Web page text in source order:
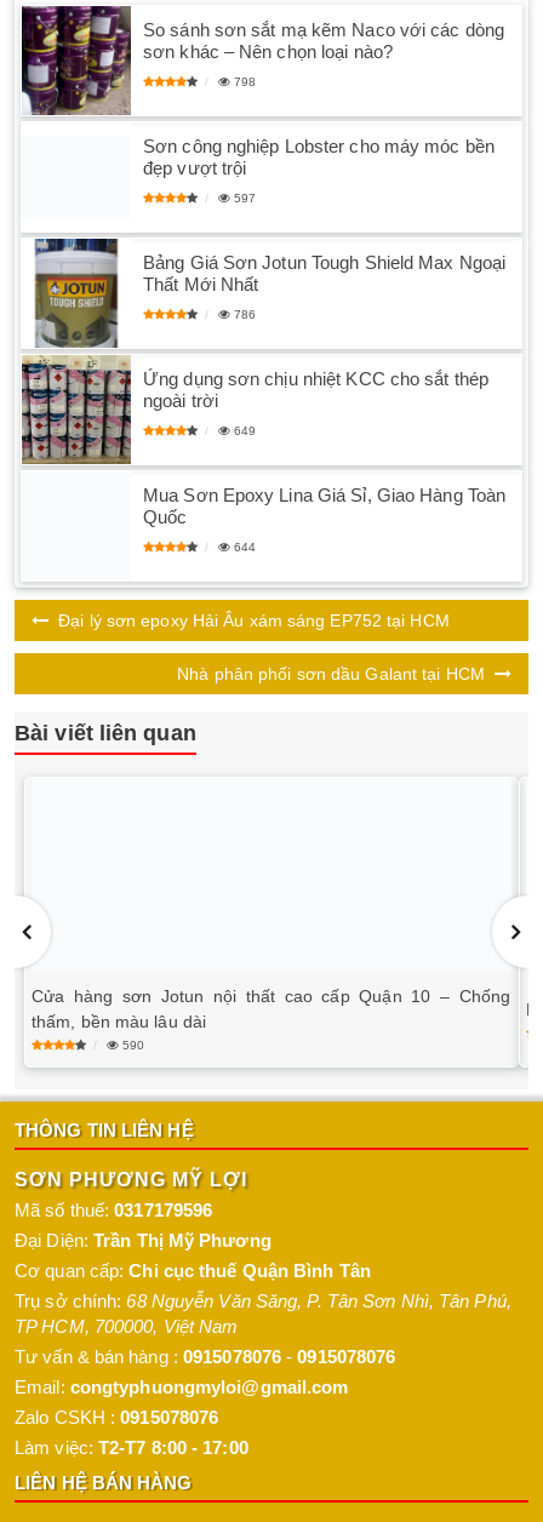
So sánh sơn sắt mạ kẽm Naco với các dòng
sơn khác – Nên chọn loại nào?
798
Sơn công nghiệp Lobster cho máy móc bền
đẹp vượt trội
597
Bảng Giá Sơn Jotun Tough Shield Max Ngoại
Thất Mới Nhất
786
Ứng dụng sơn chịu nhiệt KCC cho sắt thép
ngoài trời
649
Mua Sơn Epoxy Lina Giá Sỉ, Giao Hàng Toàn
Quốc
644
Đại lý sơn epoxy Hải Âu xám sáng EP752 tại HCM
Nhà phân phối sơn dầu Galant tại HCM
Bài viết liên quan
Cửa hàng sơn Jotun nội thất cao cấp Quận 10 – Chống
thấm, bền màu lâu dài
590
THÔNG TIN LIÊN HỆ
SƠN PHƯƠNG MỸ LỢI
Mã số thuế:0317179596
Đại Diện: Trần Thị Mỹ Phương
Cơ quan cấp:Chi cục thuế Quận Bình Tân
Trụ sở chính:68 Nguyễn Văn Săng, P. Tân Sơn Nhì, Tân Phú,
TP HCM, 700000, Việt Nam
Tư vấn & bán hàng : 0915078076 -0915078076
Email: congtyphuongmyloi@gmail.com
Zalo CSKH :0915078076
Làm việc: T2-T7 8:00 - 17:00
LIÊN HỆ BÁN HÀNG